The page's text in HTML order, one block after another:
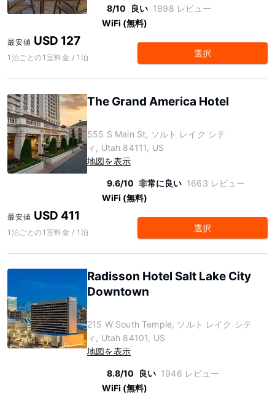
8/10 良い 1898 レビュー
WiFi (無料)
最安値 USD 127
1泊ごとの1室料金 / 1泊 選択
The Grand America Hotel
555 S Main St, ソルト レイク シテ
ィ, Utah 84111, US
地図を表示
9.6/10 非常に良い 1663 レビュー
WiFi (無料)
最安値 USD 411
1泊ごとの1室料金 / 1泊 選択
Radisson Hotel Salt Lake City
Downtown
215 W South Temple, ソルト レイク シテ
ィ, Utah 84101, US
地図を表示
8.8/10 良い 1946 レビュー
WiFi (無料)